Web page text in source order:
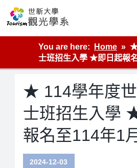
content
世新大學觀光學系網站
You are here:
Home
★
士班招生入學 ★即日起報
★ 114學年度
士班招生入學
報名至114年1
2024-12-03